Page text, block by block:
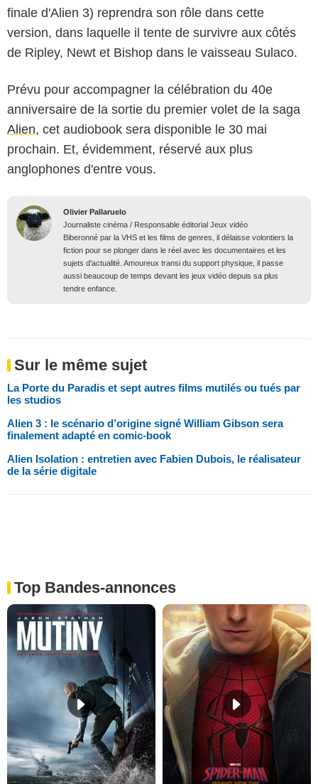
finale d'Alien 3) reprendra son rôle dans cette
version, dans laquelle il tente de survivre aux côtés
de Ripley, Newt et Bishop dans le vaisseau Sulaco.
Prévu pour accompagner la célébration du 40e
anniversaire de la sortie du premier volet de la saga
Alien, cet audiobook sera disponible le 30 mai
prochain. Et, évidemment, réservé aux plus
anglophones d'entre vous.
Olivier Pallaruelo
Journaliste cinéma / Responsable éditorial Jeux vidéo
Biberonné par la VHS et les films de genres, il délaisse volontiers la
fiction pour se plonger dans le réel avec les documentaires et les
sujets d'actualité. Amoureux transi du support physique, il passe
aussi beaucoup de temps devant les jeux vidéo depuis sa plus
tendre enfance.
Sur le même sujet
La Porte du Paradis et sept autres films mutilés ou tués par
les studios
Alien 3 : le scénario d’origine signé William Gibson sera
finalement adapté en comic-book
Alien Isolation : entretien avec Fabien Dubois, le réalisateur
de la série digitale
Top Bandes-annonces